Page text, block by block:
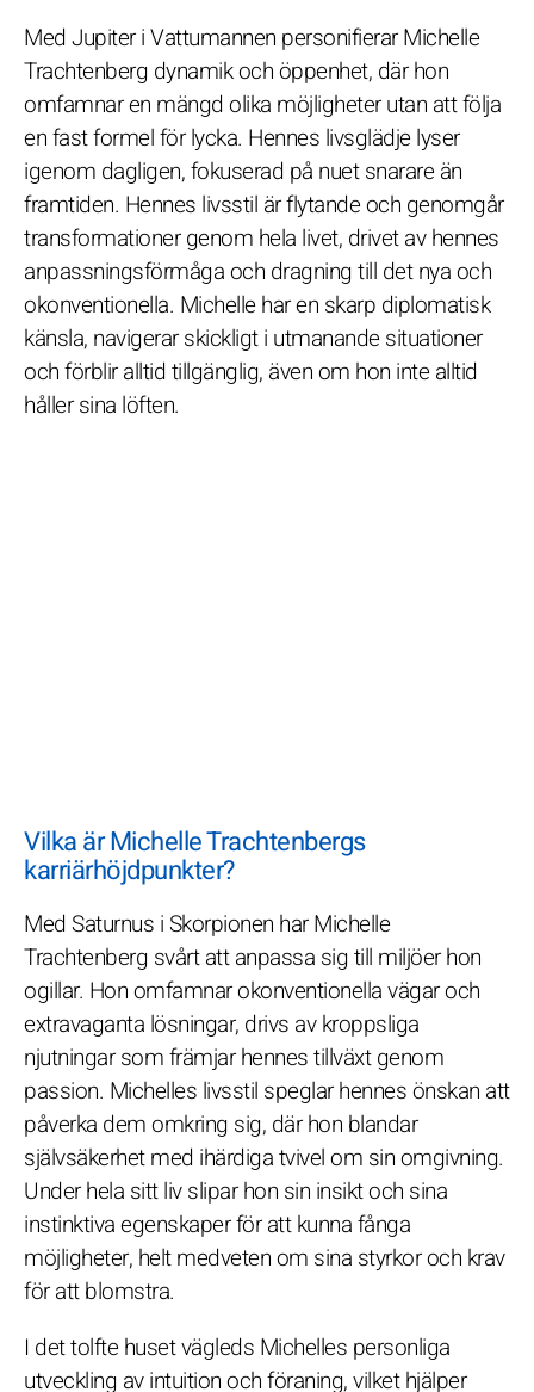
Med Jupiter i Vattumannen personifierar Michelle
Trachtenberg dynamik och öppenhet, där hon
omfamnar en mängd olika möjligheter utan att följa
en fast formel för lycka. Hennes livsglädje lyser
igenom dagligen, fokuserad på nuet snarare än
framtiden. Hennes livsstil är flytande och genomgår
transformationer genom hela livet, drivet av hennes
anpassningsförmåga och dragning till det nya och
okonventionella. Michelle har en skarp diplomatisk
känsla, navigerar skickligt i utmanande situationer
och förblir alltid tillgänglig, även om hon inte alltid
håller sina löften.
Vilka är Michelle Trachtenbergs
karriärhöjdpunkter?
Med Saturnus i Skorpionen har Michelle
Trachtenberg svårt att anpassa sig till miljöer hon
ogillar. Hon omfamnar okonventionella vägar och
extravaganta lösningar, drivs av kroppsliga
njutningar som främjar hennes tillväxt genom
passion. Michelles livsstil speglar hennes önskan att
påverka dem omkring sig, där hon blandar
självsäkerhet med ihärdiga tvivel om sin omgivning.
Under hela sitt liv slipar hon sin insikt och sina
instinktiva egenskaper för att kunna fånga
möjligheter, helt medveten om sina styrkor och krav
för att blomstra.
I det tolfte huset vägleds Michelles personliga
utveckling av intuition och föraning, vilket hjälper